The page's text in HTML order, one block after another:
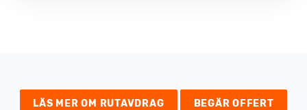
LÄS MER OM RUTAVDRAG BEGÄR OFFERT